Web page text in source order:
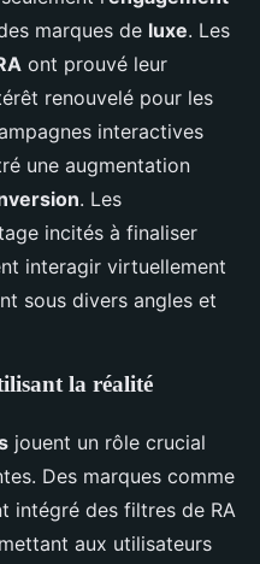
marques de luxe. Les
ont prouvé leur
renouvelé pour les
interactives
une augmentation
. Les
incités à finaliser
interagir virtuellement
sous divers angles et
la réalité
jouent un rôle crucial
Des marques comme
intégré des filtres de RA
aux utilisateurs